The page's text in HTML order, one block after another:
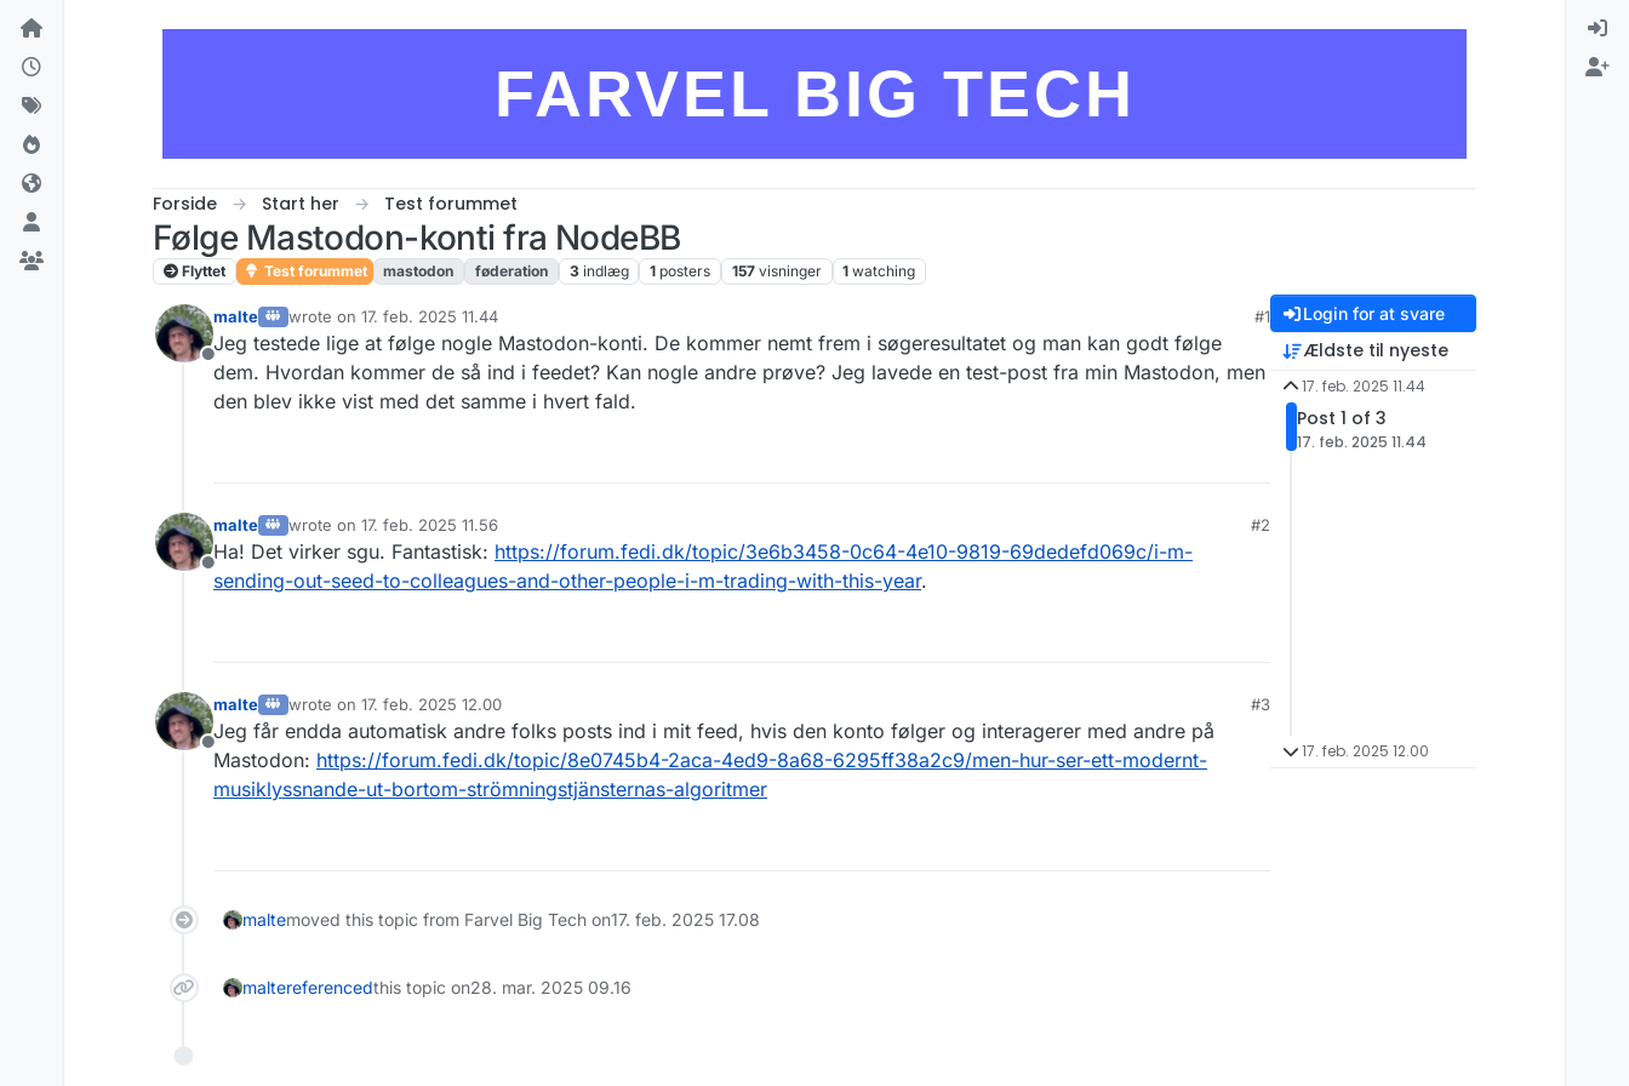
Skip to content
FARVEL BIG TECH
Forside Start her Test forummet
Følge Mastodon-konti fra NodeBB
Flyttet Test forummet mastodon føderation 3 indlæg 1 posters 157 visninger 1 watching
Offline
malte wrote on 17. feb. 2025 11.44
sidst redigeret af
#1
Jeg testede lige at følge nogle Mastodon-konti. De kommer nemt frem i søgeresultatet og man kan godt følge
dem. Hvordan kommer de så ind i feedet? Kan nogle andre prøve? Jeg lavede en test-post fra min Mastodon, men
den blev ikke vist med det samme i hvert fald.
Offline
malte wrote on 17. feb. 2025 11.56
sidst redigeret af
#2
Ha! Det virker sgu. Fantastisk: https://forum.fedi.dk/topic/3e6b3458-0c64-4e10-9819-69dedefd069c/i-m-
sending-out-seed-to-colleagues-and-other-people-i-m-trading-with-this-year.
Offline
malte wrote on 17. feb. 2025 12.00
sidst redigeret af
#3
Jeg får endda automatisk andre folks posts ind i mit feed, hvis den konto følger og interagerer med andre på
Mastodon: https://forum.fedi.dk/topic/8e0745b4-2aca-4ed9-8a68-6295ff38a2c9/men-hur-ser-ett-modernt-
musiklyssnande-ut-bortom-strömningstjänsternas-algoritmer
maltemoved this topic from Farvel Big Tech on17. feb. 2025 17.08
maltereferencedthis topic on28. mar. 2025 09.16
Login for at svare
Ældste til nyeste
17. feb. 2025 11.44
Post 1 of 3
17. feb. 2025 11.44
17. feb. 2025 12.00